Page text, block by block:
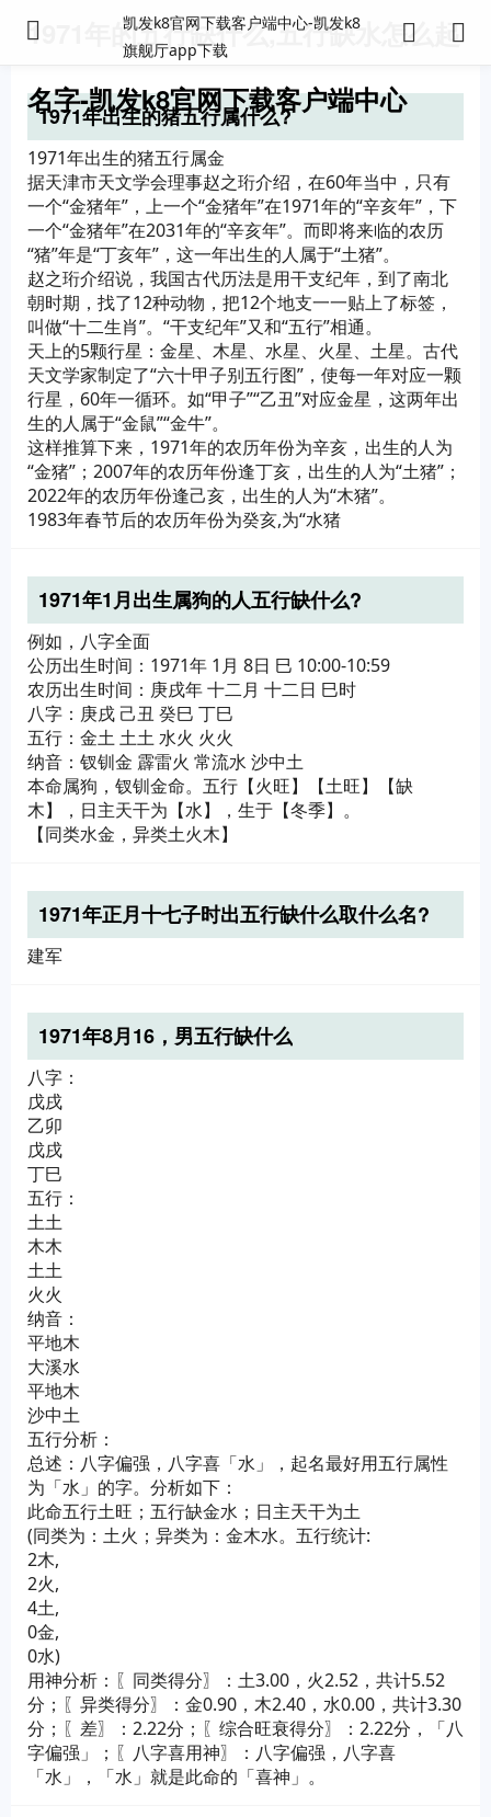
凯发k8官网下载客户端中心-凯发k8
旗舰厅app下载
1971年的五行缺什么,五行缺水怎么起
名字-凯发k8官网下载客户端中心
1971年出生的猪五行属什么?
1971年出生的猪五行属金
据天津市天文学会理事赵之珩介绍，在60年当中，只有
一个“金猪年”，上一个“金猪年”在1971年的“辛亥年”，下
一个“金猪年”在2031年的“辛亥年”。而即将来临的农历
“猪”年是“丁亥年”，这一年出生的人属于“土猪”。
赵之珩介绍说，我国古代历法是用干支纪年，到了南北
朝时期，找了12种动物，把12个地支一一贴上了标签，
叫做“十二生肖”。“干支纪年”又和“五行”相通。
天上的5颗行星：金星、木星、水星、火星、土星。古代
天文学家制定了“六十甲子别五行图”，使每一年对应一颗
行星，60年一循环。如“甲子”“乙丑”对应金星，这两年出
生的人属于“金鼠”“金牛”。
这样推算下来，1971年的农历年份为辛亥，出生的人为
“金猪”；2007年的农历年份逢丁亥，出生的人为“土猪”；
2022年的农历年份逢己亥，出生的人为“木猪”。
1983年春节后的农历年份为癸亥,为“水猪
1971年1月出生属狗的人五行缺什么?
例如，八字全面
公历出生时间：1971年 1月 8日 巳 10:00-10:59
农历出生时间：庚戌年 十二月 十二日 巳时
八字：庚戌 己丑 癸巳 丁巳
五行：金土 土土 水火 火火
纳音：钗钏金 霹雷火 常流水 沙中土
本命属狗，钗钏金命。五行【火旺】【土旺】【缺
木】，日主天干为【水】，生于【冬季】。
【同类水金，异类土火木】
1971年正月十七子时出五行缺什么取什么名?
建军
1971年8月16，男五行缺什么
八字：
戊戌
乙卯
戊戌
丁巳
五行：
土土
木木
土土
火火
纳音：
平地木
大溪水
平地木
沙中土
五行分析：
总述：八字偏强，八字喜「水」，起名最好用五行属性
为「水」的字。分析如下：
此命五行土旺；五行缺金水；日主天干为土
(同类为：土火；异类为：金木水。五行统计:
2木,
2火,
4土,
0金,
0水)
用神分析：〖同类得分〗：土3.00，火2.52，共计5.52
分；〖异类得分〗：金0.90，木2.40，水0.00，共计3.30
分；〖差〗：2.22分；〖综合旺衰得分〗：2.22分，「八
字偏强」；〖八字喜用神〗：八字偏强，八字喜
「水」，「水」就是此命的「喜神」。